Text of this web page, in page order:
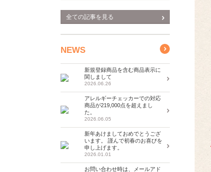
全ての記事を見る
NEWS
新規登録商品を含む商品表示に
関しまして
2026.06.26
アレルギーチェッカーでの対応
商品が219,000点を超えまし
た。
2026.06.05
新年あけましておめでとうござ
います。 謹んで初春のお喜びを
申し上げます。
2026.01.01
お問い合わせ時は、メールアド